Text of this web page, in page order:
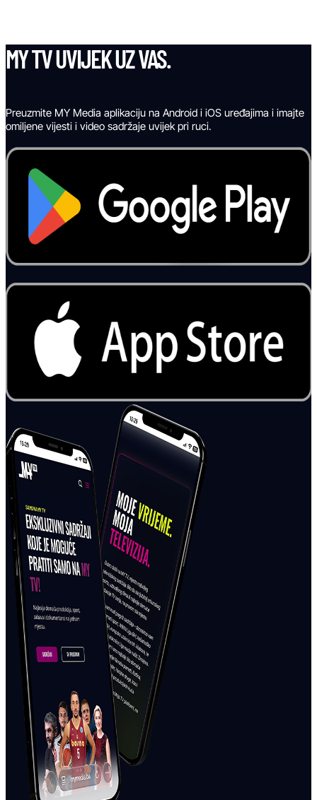
MY TV UVIJEK UZ VAS.
Preuzmite MY Media aplikaciju na Android i iOS uređajima i imajte
omiljene vijesti i video sadržaje uvijek pri ruci.